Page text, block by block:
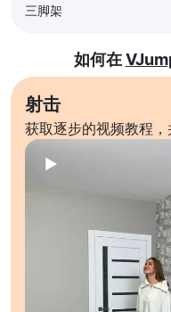
三脚架
如何在
射击
获取逐步的视频教程，